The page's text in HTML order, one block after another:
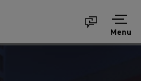
Menu